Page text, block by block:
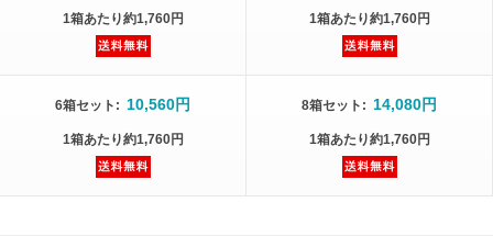
1箱あたり約1,760円 1箱あたり約1,760円
6箱セット : 10,560円
1箱あたり約1,760円
8箱セット : 14,080円
1箱あたり約1,760円